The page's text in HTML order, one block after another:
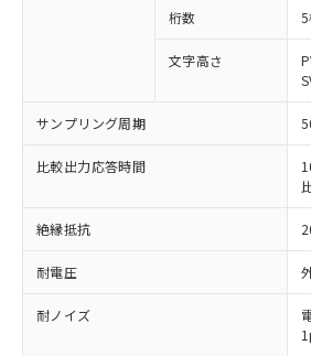
桁数
文字高さ
サンプリング周期
比較出力応答時間
絶縁抵抗
耐電圧
耐ノイズ
了承ください。
正式な納期状況および
様のお取引先、または
ムロン制御機器販売店
ご相談ください。
オムロン制御機器販売
点は「
販売ネットワーク
在庫状況および標準価
事前の承諾なく第三者
マイパーツ機能（部品
ビス）をご利用いただ
メンバーズにご登録され
類(PBB) 1000ppm以下、ポリ臭化ジ
(PBDE) 1000ppm以下、フタル酸ビス
ルベンジル（BBP） 1000ppm以下、
（DBP） 1000ppm以下、フタル酸ジ
但し、RoHS指令で産業用監視および制
適用除外項目は除く。
フタル酸エステル類の４物質について
図的な使用がないことを確認していま
※2 対応予定月
部品在庫の切り替え状況など
月が前後することがあります
Cr(Ⅵ)(六価クロム) : 1000ppm、
ニル類) : 1000ppm、 PBDEs(ポリ臭化
ル類) : 1000ppm、
DBP(フタル酸ジブチル) : 1000ppm、
イソブチル) : 1000ppm、 BBP(フタル
DEHP(フタル酸ビス(2-エチルヘキシ
「ｅ」：有害物質（10物質）
準値以下であることを示しま
「10」：通常の使用状況下に
質が外部に漏えいし、環境に
及ぼさない年数を意味します
「－」：未確認です。当社販
とります。
当社は規制貨物を破棄
全に破砕するなど、違
いよう必要な手段を講じ
当社は貴社製品を、核兵
ル、化学兵器、生物兵器
武器並びにこれらの製造
当社は、貴社製品を第
場合は、上記1、2およ
該第三者に通知します
販売先および販売に係
法に輸出するおそれが
り引きをいたしません。
一定数以上の在庫あ
一定数には満たな
在庫なし(最新の在
いては、お客様の
たはお客様担当の
機器販売店・当社
情報を公開してい